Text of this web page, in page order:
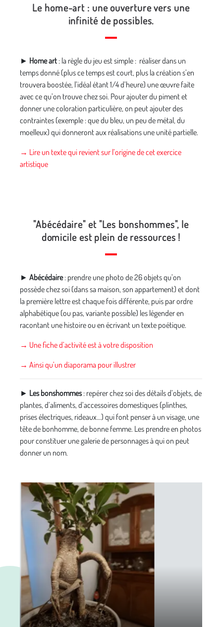
Le home-art : une ouverture vers une
infinité de possibles.
► Home art : la règle du jeu est simple : réaliser dans un
temps donné (plus ce temps est court, plus la création s’en
trouvera boostée, l’idéal étant 1/4 d’heure) une œuvre faite
avec ce qu’on trouve chez soi. Pour ajouter du piment et
donner une coloration particulière, on peut ajouter des
contraintes (exemple : que du bleu, un peu de métal, du
moelleux) qui donneront aux réalisations une unité partielle.
→ Lire un texte qui revient sur l’origine de cet exercice
artistique
"Abécédaire" et "Les bonshommes", le
domicile est plein de ressources !
► Abécédaire: prendre une photo de 26 objets qu’on
possède chez soi (dans sa maison, son appartement) et dont
la première lettre est chaque fois différente, puis par ordre
alphabétique (ou pas, variante possible) les légender en
racontant une histoire ou en écrivant un texte poétique.
→ Une fiche d’activité est à votre disposition
→ Ainsi qu’un diaporama pour illustrer
► Les bonshommes: repérer chez soi des détails d’objets, de
plantes, d’aliments, d’accessoires domestiques (plinthes,
prises électriques, rideaux…) qui font penser à un visage, une
tête de bonhomme, de bonne femme. Les prendre en photos
pour constituer une galerie de personnages à qui on peut
donner un nom.